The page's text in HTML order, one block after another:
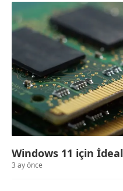
Windows 11 için
3 ay önce